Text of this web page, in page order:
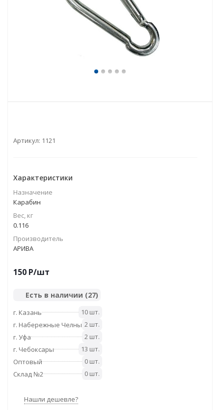
Артикул: 1121
Характеристики
Назначение
Карабин
Вес, кг
0.116
Прoизводитель
АРИВА
150 P/шт
Есть в наличии (27)
г. Казань
10 шт.
г. Набережные Челны 2 шт.
г. Уфа
2 шт.
г. Чебоксары
13 шт.
Оптовый
0 шт.
Склад №2
0 шт.
Нашли дешевле?